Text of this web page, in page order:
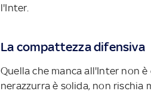
l'Inter.
La compattezza difensiva
Quella che manca all'Inter non
nerazzurra è solida, non rischia